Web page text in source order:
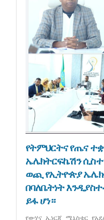
የትምህርትና የጤና
ኤሌክትርፍኬሽን
ወጪ የኢትዮጵያ
በባለቤትነት
ይፋ ሆነ።
የውሃና ኢነርጂ ሚኒስቴር